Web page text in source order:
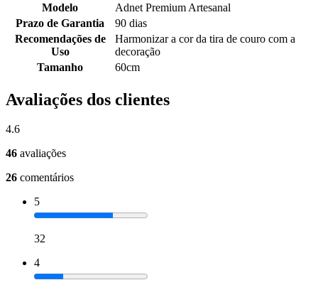
Modelo
Adnet Premium Artesanal
Prazo de Garantia
90 dias
Recomendações de
Uso
Harmonizar a cor da tira de couro com a
decoração
Tamanho
60cm
Avaliações dos clientes
4.6
46 avaliações
26 comentários
5
32
4